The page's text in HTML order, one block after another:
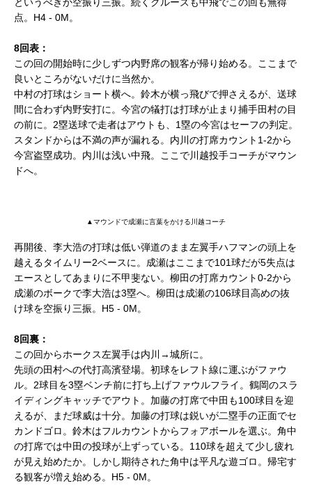
点。H4 - 0M。
8回表：
この回の開始時に少しずつ内野席の観客が帰り始める。ここまで
良いところがないだけに当然か。
中村の打球はショート横へ。鈴木が横っ飛びで押さえるが、送球
間に合わず内野安打に。今宮の犠打は打球が止まり捕手田村の目
の前に。2塁送球で走者はアウトも、1塁の今宮はセーフの判定。
スタンドからは不満の声が漏れる。内川の打席カウント1-2から
今宮盗塁成功。内川は浅い中飛。ここで川越投手コーチがマウン
ドへ。
▲マウンドで成瀬に言葉をかける川越コーチ
再開後、李大浩の打球は低い弾道のまま左翼手ハフマンの頭上を
越えるタイムリー2ベースに。成瀬はここまで101球だが5失点は
エースとしてあまりに不甲斐ない。柳田の打席カウント0-2から
成瀬のボークで李大浩は3塁へ。柳田は成瀬の106球目高めの抜
け球を空振り三振。H5 - 0M。
8回裏：
この回からホークス左翼手は内川→城所に。
先頭の田村への代打高濱登場。初球をレフト線に運ぶがファウ
ル。2球目を3塁ベンチ前に打ち上げファウルフライ。鶴岡のスラ
イディングキャッチでアウト。加藤の打席で中田も100球目を迎
えるが、まだ球威は十分。加藤の打球は鋭いが二塁手の正面でセ
カンドゴロ。鈴木はフルカウントからフォアボールを選ぶ。角中
の打席では中田の投球が上ずっている。110球を超えて少し疲れ
が見え始めたか。しかし期待された角中は平凡な遊ゴロ。帰宅す
る観客が増え始める。H5 - 0M。